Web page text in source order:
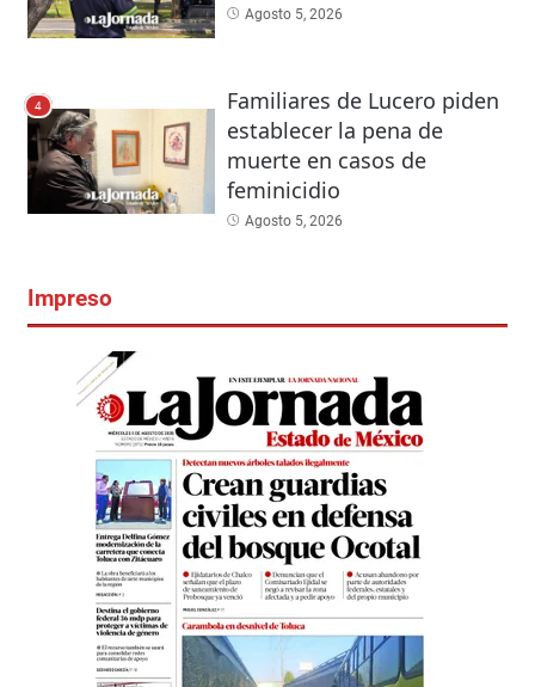
Agosto 5, 2026
4
Familiares de Lucero piden
establecer la pena de
muerte en casos de
feminicidio
Agosto 5, 2026
Impreso